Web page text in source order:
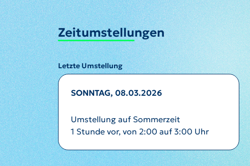
Zeitumstellungen
Letzte Umstellung
SONNTAG, 08.03.2026
Umstellung auf Sommerzeit
1 Stunde vor, von 2:00 auf 3:00 Uhr